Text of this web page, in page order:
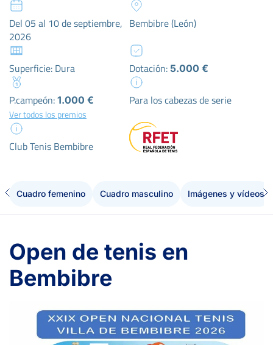
Del 05 al 10 de septiembre,
2026
Bembibre (León)
Superficie: Dura Dotación: 5.000 €
P.campeón: 1.000 €
Ver todos los premios
Para los cabezas de serie
Club Tenis Bembibre
Cuadro femenino Cuadro masculino Imágenes y vídeos
Open de tenis en
Bembibre